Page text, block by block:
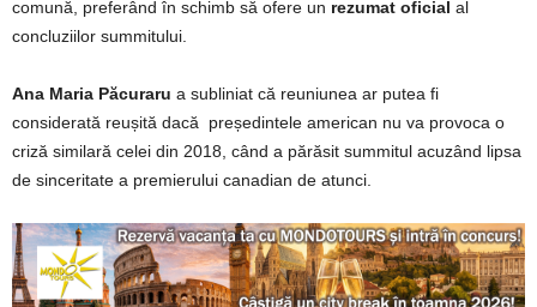
comună, preferând în schimb să ofere un rezumat oficial al
concluziilor summitului.
Ana Maria Păcuraru a subliniat că reuniunea ar putea fi
considerată reușită dacă președintele american nu va provoca o
criză similară celei din 2018, când a părăsit summitul acuzând lipsa
de sinceritate a premierului canadian de atunci.